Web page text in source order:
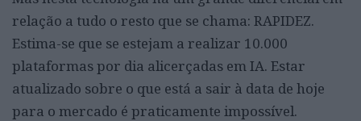
relação a tudo o resto que se chama: RAPIDEZ.
Estima-se que se estejam a realizar 10.000
plataformas por dia alicerçadas em IA. Estar
atualizado sobre o que está a sair à data de hoje
para o mercado é praticamente impossível.